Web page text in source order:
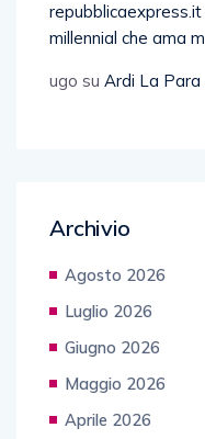
repubblicaexpress.it
millennial che ama
ugo su Ardi La Para
Archivio
Agosto 2026
Luglio 2026
Giugno 2026
Maggio 2026
Aprile 2026